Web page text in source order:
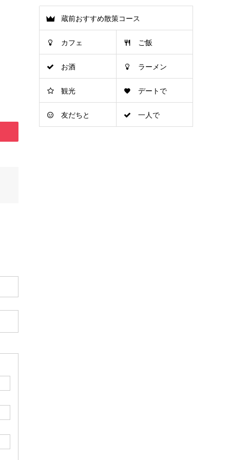
蔵前おすすめ散策コース
カフェ ご飯
お酒 ラーメン
観光 デートで
友だちと 一人で